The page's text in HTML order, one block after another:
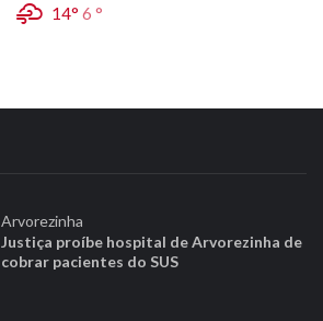
14° 6 °
Arvorezinha
Justiça proíbe hospital de Arvorezinha de
cobrar pacientes do SUS